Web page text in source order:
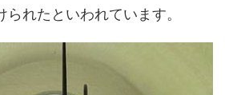
られたといわれています。